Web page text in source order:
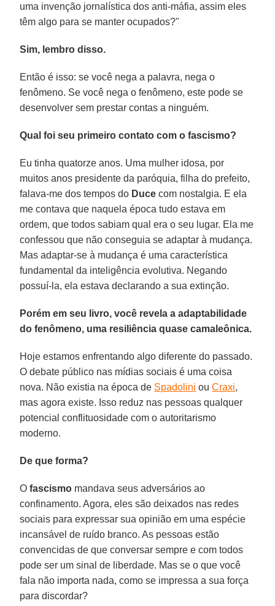
uma invenção jornalística dos anti-máfia, assim eles
têm algo para se manter ocupados?"
Sim, lembro disso.
Então é isso: se você nega a palavra, nega o
fenômeno. Se você nega o fenômeno, este pode se
desenvolver sem prestar contas a ninguém.
Qual foi seu primeiro contato com o fascismo?
Eu tinha quatorze anos. Uma mulher idosa, por
muitos anos presidente da paróquia, filha do prefeito,
falava-me dos tempos do Duce com nostalgia. E ela
me contava que naquela época tudo estava em
ordem, que todos sabiam qual era o seu lugar. Ela me
confessou que não conseguia se adaptar à mudança.
Mas adaptar-se à mudança é uma característica
fundamental da inteligência evolutiva. Negando
possuí-la, ela estava declarando a sua extinção.
Porém em seu livro, você revela a adaptabilidade
do fenômeno, uma resiliência quase camaleônica.
Hoje estamos enfrentando algo diferente do passado.
O debate público nas mídias sociais é uma coisa
nova. Não existia na época de Spadolini ouCraxi,
mas agora existe. Isso reduz nas pessoas qualquer
potencial conflituosidade com o autoritarismo
moderno.
De que forma?
Ofascismo mandava seus adversários ao
confinamento. Agora, eles são deixados nas redes
sociais para expressar sua opinião em uma espécie
incansável de ruído branco. As pessoas estão
convencidas de que conversar sempre e com todos
pode ser um sinal de liberdade. Mas se o que você
fala não importa nada, como se impressa a sua força
para discordar?